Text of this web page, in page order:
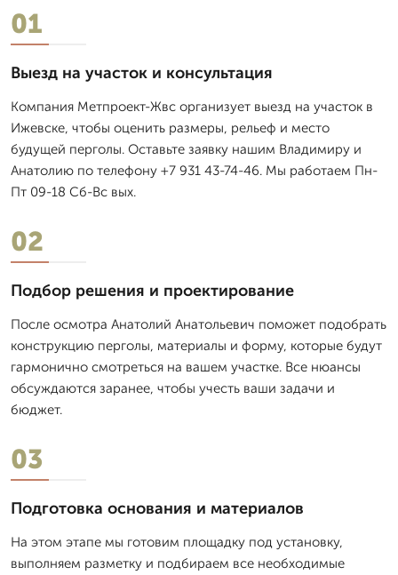
01
Выезд на участок и консультация
Компания Метпроект-Жвс организует выезд на участок в
Ижевске, чтобы оценить размеры, рельеф и место
будущей перголы. Оставьте заявку нашим Владимиру и
Анатолию по телефону +7 931 43-74-46. Мы работаем Пн-
Пт 09-18 Сб-Вс вых.
02
Подбор решения и проектирование
После осмотра Анатолий Анатольевич поможет подобрать
конструкцию перголы, материалы и форму, которые будут
гармонично смотреться на вашем участке. Все нюансы
обсуждаются заранее, чтобы учесть ваши задачи и
бюджет.
03
Подготовка основания и материалов
На этом этапе мы готовим площадку под установку,
выполняем разметку и подбираем все необходимые